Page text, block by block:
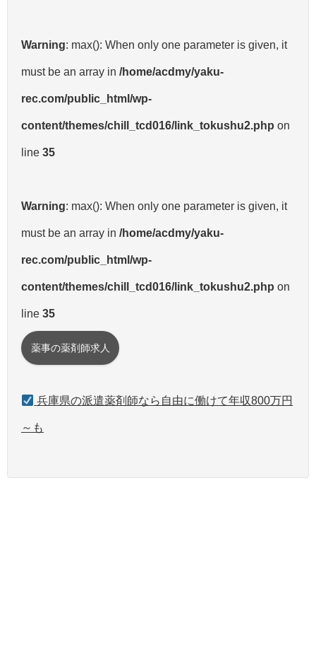
Warning: max(): When only one parameter is given, it
must be an array in /home/acdmy/yaku-
rec.com/public_html/wp-
content/themes/chill_tcd016/link_tokushu2.php on
line 35
Warning: max(): When only one parameter is given, it
must be an array in /home/acdmy/yaku-
rec.com/public_html/wp-
content/themes/chill_tcd016/link_tokushu2.php on
line 35
薬事の薬剤師求人
兵庫県の派遣薬剤師なら自由に働けて年収800万円
～も